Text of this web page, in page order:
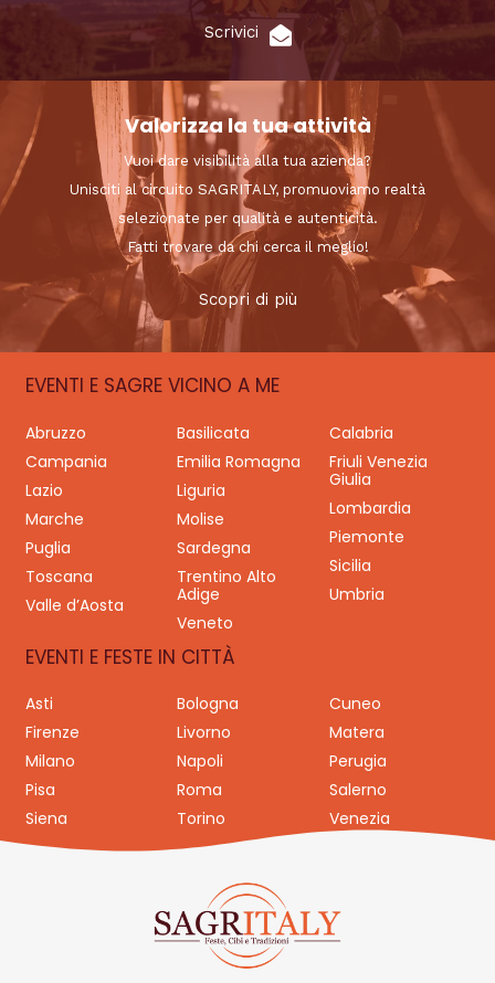
Scrivici
Valorizza la tua attività
Vuoi dare visibilità alla tua azienda?
Unisciti al circuito SAGRITALY, promuoviamo realtà
selezionate per qualità e autenticità.
Fatti trovare da chi cerca il meglio!
Scopri di più
EVENTI E SAGRE VICINO A ME
Abruzzo Basilicata
Calabria
Campania
Emilia Romagna
Friuli Venezia
Giulia
Lazio
Liguria
Lombardia
Marche
Molise
Piemonte
Puglia
Sardegna
Sicilia
Toscana
Trentino Alto
Adige
Umbria
Valle d’Aosta
Veneto
EVENTI E FESTE IN CITTÀ
Asti Bologna
Cuneo
Firenze
Livorno
Matera
Milano
Napoli
Perugia
Pisa
Roma
Salerno
Siena
Torino Venezia